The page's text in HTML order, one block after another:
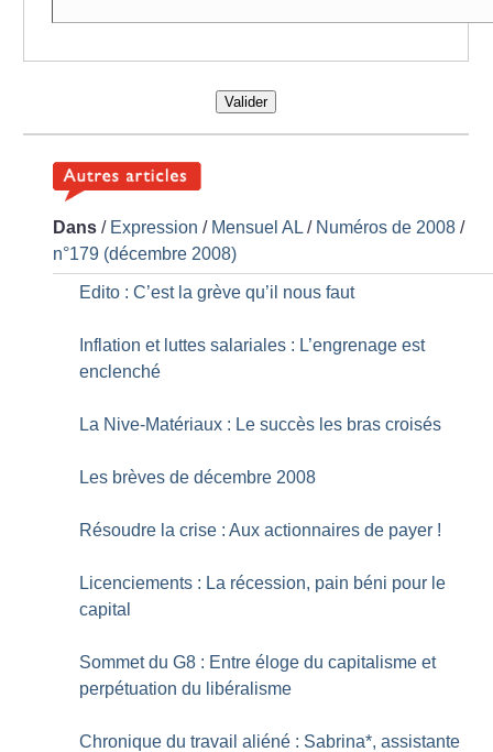
Valider
Dans / Expression / Mensuel AL / Numéros de 2008 /
n°179 (décembre 2008)
Edito : C’est la grève qu’il nous faut
Inflation et luttes salariales : L’engrenage est
enclenché
La Nive-Matériaux : Le succès les bras croisés
Les brèves de décembre 2008
Résoudre la crise : Aux actionnaires de payer !
Licenciements : La récession, pain béni pour le
capital
Sommet du G8 : Entre éloge du capitalisme et
perpétuation du libéralisme
Chronique du travail aliéné : Sabrina*, assistante